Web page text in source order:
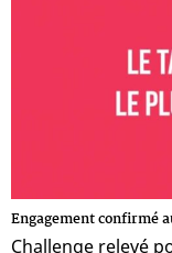
Engagement confirmé
Challenge relevé